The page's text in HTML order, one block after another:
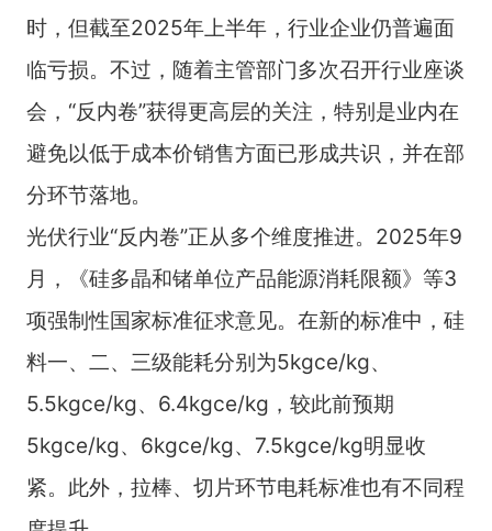
时，但截至2025年上半年，行业企业仍普遍面
临亏损。不过，随着主管部门多次召开行业座谈
会，“反内卷”获得更高层的关注，特别是业内在
避免以低于成本价销售方面已形成共识，并在部
分环节落地。
光伏行业“反内卷”正从多个维度推进。2025年9
月，《硅多晶和锗单位产品能源消耗限额》等3
项强制性国家标准征求意见。在新的标准中，硅
料一、二、三级能耗分别为5kgce/kg、
5.5kgce/kg、6.4kgce/kg，较此前预期
5kgce/kg、6kgce/kg、7.5kgce/kg明显收
紧。此外，拉棒、切片环节电耗标准也有不同程